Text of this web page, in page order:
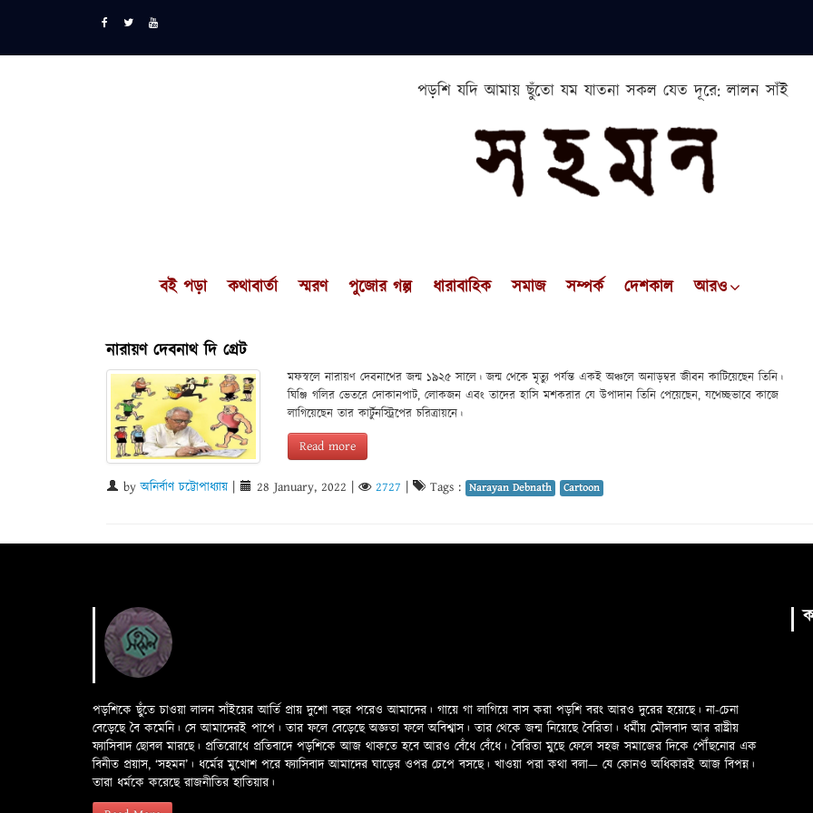
পড়শি যদি আমায় ছুঁতো যম যাতনা সকল যেত দূরে: লালন সাঁই
বই পড়া কথাবার্তা স্মরণ পুজোর গল্প ধারাবাহিক সমাজ সম্পর্ক দেশকাল আরও
নারায়ণ দেবনাথ দি গ্রেট
মফস্বলে নারায়ণ দেবনাথের জন্ম ১৯২৫ সালে। জন্ম থেকে মৃত্যু পর্যন্ত একই অঞ্চলে অনাড়ম্বর জীবন কাটিয়েছেন তিনি।
ঘিঞ্জি গলির ভেতরে দোকানপাট, লোকজন এবং তাদের হাসি মশকরার যে উপাদান তিনি পেয়েছেন, যথেচ্ছভাবে কাজে
লাগিয়েছেন তার কার্টুনস্ট্রিপের চরিত্রায়নে।
Read more
byঅনির্বাণ চট্টোপাধ্যায় 28 January, 2022 2727 Tags : Narayan Debnath Cartoon
পড়শিকে ছুঁতে চাওয়া লালন সাঁইয়ের আর্তি প্রায় দুশো বছর পরেও আমাদের। গায়ে গা লাগিয়ে বাস করা পড়শি বরং আরও দুরের হয়েছে। না-চেনা
বেড়েছে বৈ কমেনি। সে আমাদেরই পাপে। তার ফলে বেড়েছে অজ্ঞতা ফলে অবিশ্বাস। তার থেকে জন্ম নিয়েছে বৈরিতা। ধর্মীয় মৌলবাদ আর রাষ্ট্রীয়
ফ্যাসিবাদ ছোবল মারছে। প্রতিরোধে প্রতিবাদে পড়শিকে আজ থাকতে হবে আরও বেঁধে বেঁধে। বৈরিতা মুছে ফেলে সহজ সমাজের দিকে পৌঁছনোর এক
বিনীত প্রয়াস, ‘সহমন’। ধর্মের মুখোশ পরে ফ্যাসিবাদ আমাদের ঘাড়ের ওপর চেপে বসছে। খাওয়া পরা কথা বলা—­­ যে কোনও অধিকারই আজ বিপন্ন।
তারা ধর্মকে করেছে রাজনীতির হাতিয়ার।